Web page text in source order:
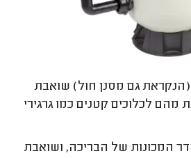
גם מסנן חול) שואבת
מהם לכלוכים קטנים כמו גרגירי
המכונות של הבריכה, ושואבת